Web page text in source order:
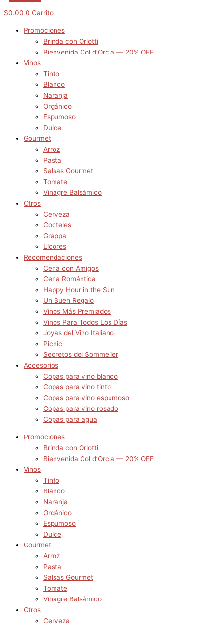
$0.00 0 Carrito
Promociones
Brinda con Orlotti
Bienvenida Col d’Orcia — 20% OFF
Vinos
Tinto
Blanco
Naranja
Orgánico
Espumoso
Dulce
Gourmet
Arroz
Pasta
Salsas Gourmet
Tomate
Vinagre Balsámico
Otros
Cerveza
Cocteles
Grappa
Licores
Recomendaciones
Cena con Amigos
Cena Romántica
Happy Hour in the Sun
Un Buen Regalo
Vinos Más Premiados
Vinos Para Todos Los Días
Joyas del Vino Italiano
Picnic
Secretos del Sommelier
Accesorios
Copas para vino blanco
Copas para vino tinto
Copas para vino espumoso
Copas para vino rosado
Copas para agua
Promociones
Brinda con Orlotti
Bienvenida Col d’Orcia — 20% OFF
Vinos
Tinto
Blanco
Naranja
Orgánico
Espumoso
Dulce
Gourmet
Arroz
Pasta
Salsas Gourmet
Tomate
Vinagre Balsámico
Otros
Cerveza